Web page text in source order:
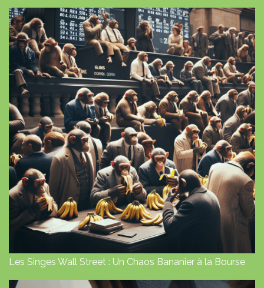
Les Singes Wall Street : Un Chaos Bananier à la Bourse